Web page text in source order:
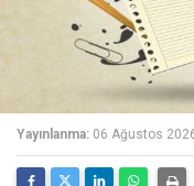
Yayınlanma: 06 Ağustos